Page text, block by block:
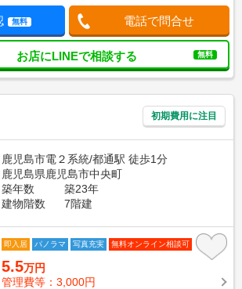
無料 電話で問合せ
お店にLINEで相談する 無料
初期費用に注目
鹿児島市電２系統/都通駅 徒歩1分
鹿児島県鹿児島市中央町
築年数
築23年
建物階数
7階建
即入居 パノラマ 写真充実 無料オンライン相談可
5.5万円
管理費等：3,000円